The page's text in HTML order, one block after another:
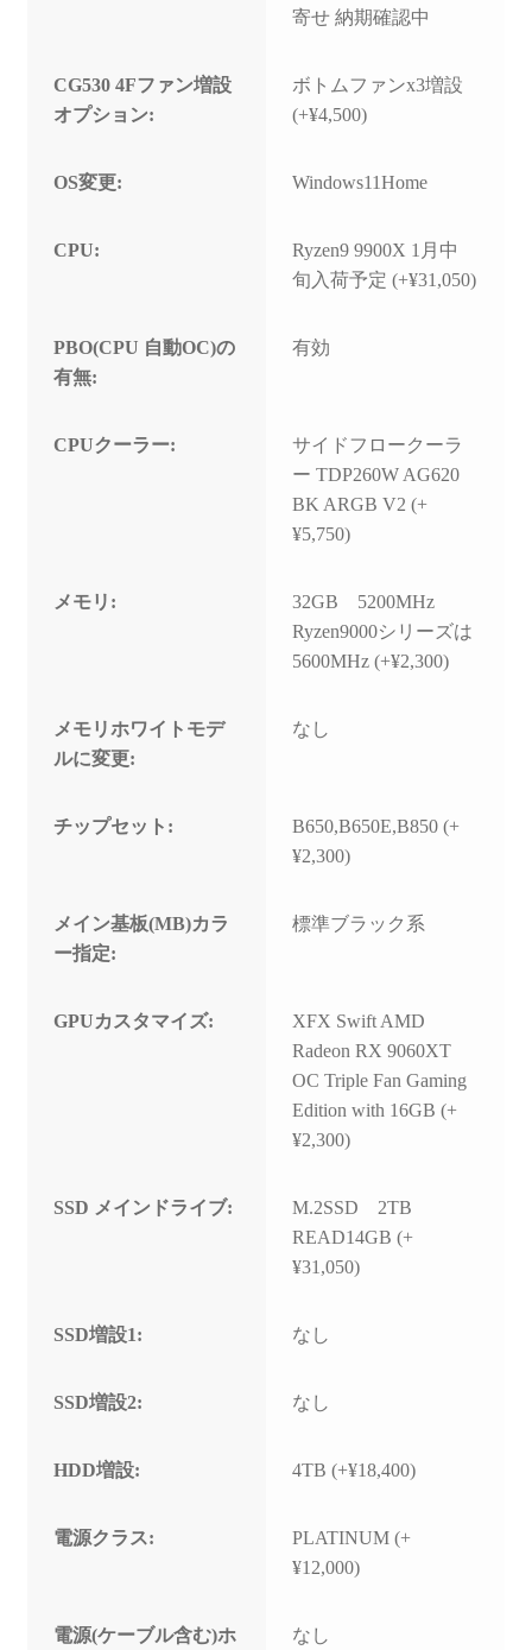
寄せ 納期確認中
CG530 4Fファン増設
オプション:
ボトムファンx3増設
(+¥4,500)
OS変更: Windows11Home
CPU:
Ryzen9 9900X 1月中
旬入荷予定 (+¥31,050)
PBO(CPU 自動OC)の
有無:
有効
CPUクーラー:
サイドフロークーラ
ー TDP260W AG620
BK ARGB V2 (+
¥5,750)
メモリ:
32GB 5200MHz
Ryzen9000シリーズは
5600MHz (+¥2,300)
メモリホワイトモデ
ルに変更:
なし
チップセット:
B650,B650E,B850 (+
¥2,300)
メイン基板(MB)カラ
ー指定:
標準ブラック系
GPUカスタマイズ:
XFX Swift AMD
Radeon RX 9060XT
OC Triple Fan Gaming
Edition with 16GB (+
¥2,300)
SSD メインドライブ:
M.2SSD 2TB
READ14GB (+
¥31,050)
SSD増設1: なし
SSD増設2: なし
HDD増設: 4TB (+¥18,400)
電源クラス:
PLATINUM (+
¥12,000)
電源(ケーブル含む)ホ なし